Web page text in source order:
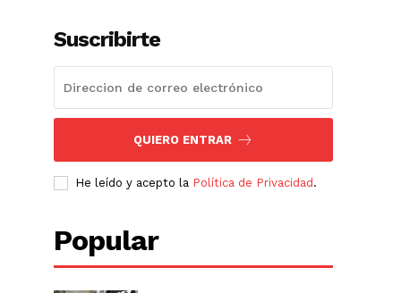
Suscribirte
QUIERO ENTRAR
He leído y acepto la Política de Privacidad .
Popular